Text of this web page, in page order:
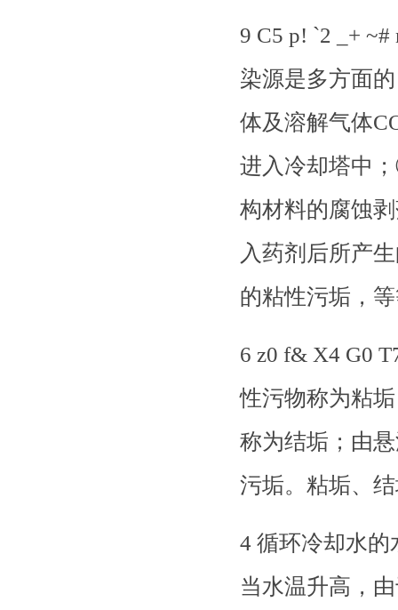
9 C5 p! `2 _+
染源是多方面
体及溶解气体
进入冷却塔中
构材料的腐蚀
入药剂后所产
的粘性污垢，
6 z0 f& X4 G0
性污物称为粘
称为结垢；由
污垢。粘垢、
4 循环冷却水
当水温升高，